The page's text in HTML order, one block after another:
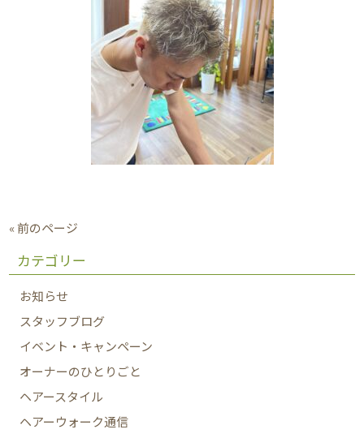
« 前のページ
カテゴリー
お知らせ
スタッフブログ
イベント・キャンペーン
オーナーのひとりごと
ヘアースタイル
ヘアーウォーク通信